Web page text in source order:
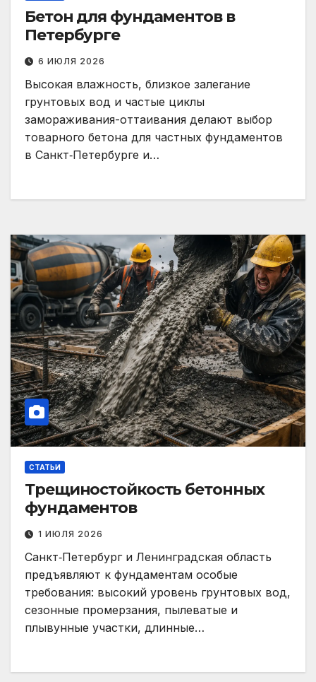
Бетон для фундаментов в
Петербурге
6 ИЮЛЯ 2026
Высокая влажность, близкое залегание
грунтовых вод и частые циклы
замораживания-оттаивания делают выбор
товарного бетона для частных фундаментов
в Санкт‑Петербурге и…
СТАТЬИ
Трещиностойкость бетонных
фундаментов
1 ИЮЛЯ 2026
Санкт‑Петербург и Ленинградская область
предъявляют к фундаментам особые
требования: высокий уровень грунтовых вод,
сезонные промерзания, пылеватые и
плывунные участки, длинные…